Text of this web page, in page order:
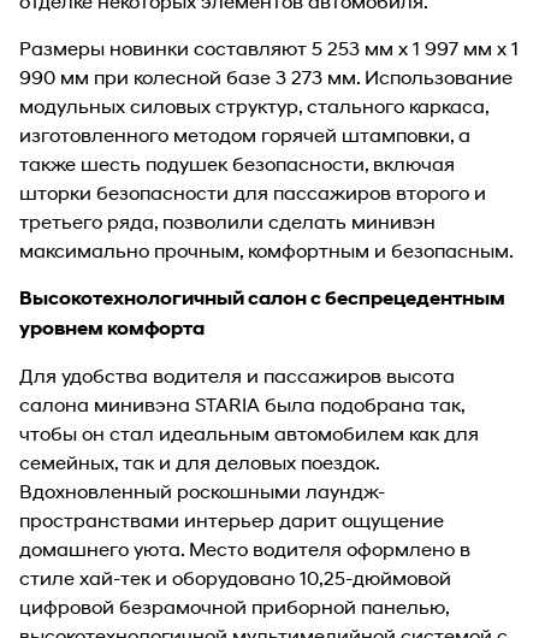
Размеры новинки составляют 5 253 мм х 1 997 мм х 1
990 мм при колесной базе 3 273 мм. Использование
модульных силовых структур, стального каркаса,
изготовленного методом горячей штамповки, а
также шесть подушек безопасности, включая
шторки безопасности для пассажиров второго и
третьего ряда, позволили сделать минивэн
максимально прочным, комфортным и безопасным.
Высокотехнологичный салон с беспрецедентным
уровнем комфорта
Для удобства водителя и пассажиров высота
салона минивэна STARIA была подобрана так,
чтобы он стал идеальным автомобилем как для
семейных, так и для деловых поездок.
Вдохновленный роскошными лаундж-
пространствами интерьер дарит ощущение
домашнего уюта. Место водителя оформлено в
стиле хай-тек и оборудовано 10,25-дюймовой
цифровой безрамочной приборной панелью,